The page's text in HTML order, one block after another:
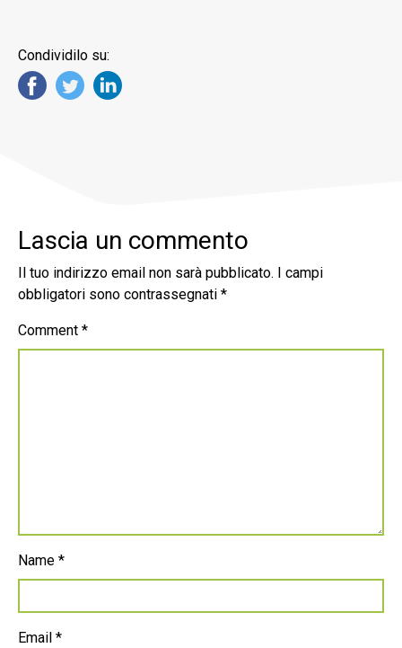
Condividilo su:
Lascia un commento
Il tuo indirizzo email non sarà pubblicato.
I campi
obbligatori sono contrassegnati *
Comment *
Name *
Email *